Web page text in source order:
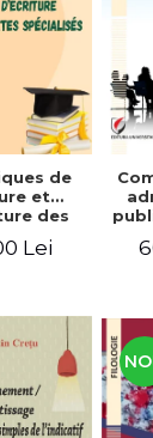
de
et
des
Lei
stat
The